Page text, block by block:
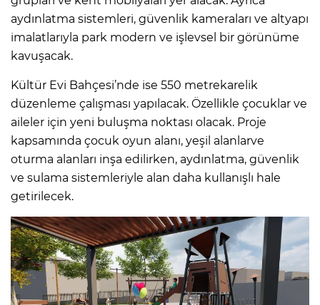
aydınlatma sistemleri, güvenlik kameraları ve altyapı
imalatlarıyla park modern ve işlevsel bir görünüme
kavuşacak.
Kültür Evi Bahçesi’nde ise 550 metrekarelik
düzenleme çalışması yapılacak. Özellikle çocuklar ve
aileler için yeni buluşma noktası olacak. Proje
kapsamında çocuk oyun alanı, yeşil alanlarve
oturma alanları inşa edilirken, aydınlatma, güvenlik
ve sulama sistemleriyle alan daha kullanışlı hale
getirilecek.